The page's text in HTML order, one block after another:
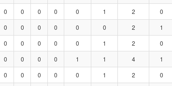
0 0 0 0 0 1 2 0
0 0 0 0 0 0 2 1
0 0 0 0 0 1 2 0
0 0 0 0 1 1 4 1
0 0 0 0 0 1 2 0